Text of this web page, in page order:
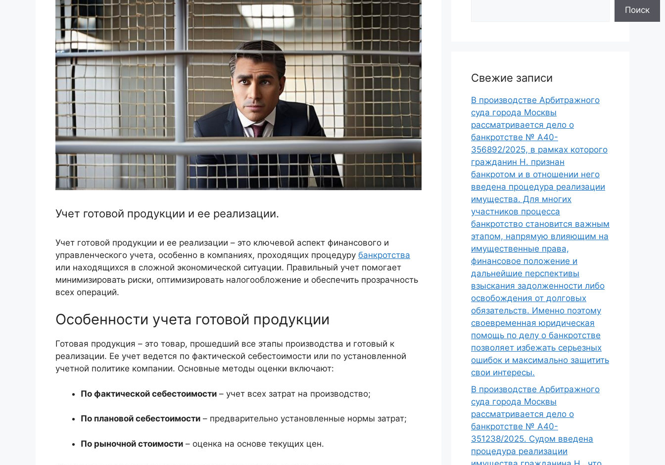
Учет готовой продукции и ее реализации.
Учет готовой продукции и ее реализации – это ключевой аспект финансового и
управленческого учета, особенно в компаниях, проходящих процедуру банкротства
или находящихся в сложной экономической ситуации. Правильный учет помогает
минимизировать риски, оптимизировать налогообложение и обеспечить прозрачность
всех операций.
Особенности учета готовой продукции
Готовая продукция – это товар, прошедший все этапы производства и готовый к
реализации. Ее учет ведется по фактической себестоимости или по установленной
учетной политике компании. Основные методы оценки включают:
По фактической себестоимости – учет всех затрат на производство;
По плановой себестоимости – предварительно установленные нормы затрат;
По рыночной стоимости – оценка на основе текущих цен.
Поиск
Свежие записи
В производстве Арбитражного
суда города Москвы
рассматривается дело о
банкротстве № А40-
356892/2025, в рамках которого
гражданин Н. признан
банкротом и в отношении него
введена процедура реализации
имущества. Для многих
участников процесса
банкротство становится важным
этапом, напрямую влияющим на
имущественные права,
финансовое положение и
дальнейшие перспективы
взыскания задолженности либо
освобождения от долговых
обязательств. Именно поэтому
своевременная юридическая
помощь по делу о банкротстве
позволяет избежать серьезных
ошибок и максимально защитить
свои интересы.
В производстве Арбитражного
суда города Москвы
рассматривается дело о
банкротстве № А40-
351238/2025. Судом введена
процедура реализации